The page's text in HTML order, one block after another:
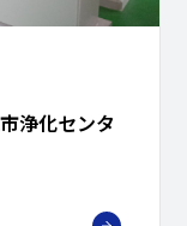
浄化センタ